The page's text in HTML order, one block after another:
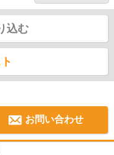
込む
お問い合わせ